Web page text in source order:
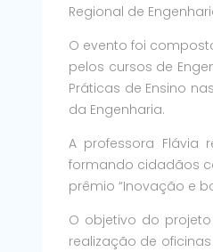
Regional de
O evento foi
pelos cursos de
Práticas de Ensino
da Engenharia.
A professora Flávia
formando cidadãos
prêmio “Inovação e
O objetivo do
realização de